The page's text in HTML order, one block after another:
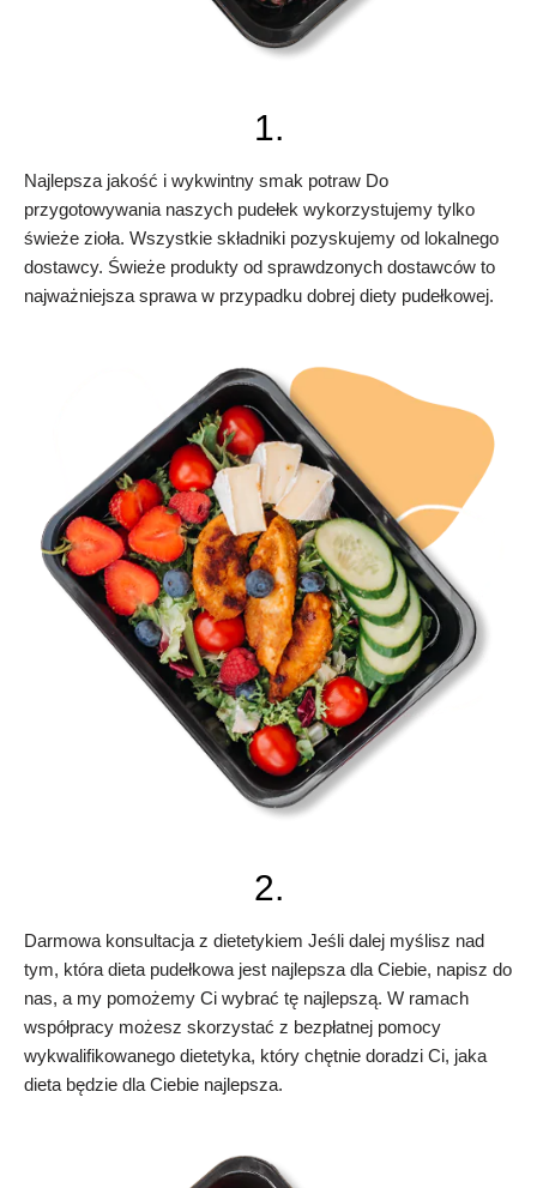
1.
Najlepsza jakość i wykwintny smak potraw Do
przygotowywania naszych pudełek wykorzystujemy tylko
świeże zioła. Wszystkie składniki pozyskujemy od lokalnego
dostawcy. Świeże produkty od sprawdzonych dostawców to
najważniejsza sprawa w przypadku dobrej diety pudełkowej.
2.
Darmowa konsultacja z dietetykiem Jeśli dalej myślisz nad
tym, która dieta pudełkowa jest najlepsza dla Ciebie, napisz do
nas, a my pomożemy Ci wybrać tę najlepszą. W ramach
współpracy możesz skorzystać z bezpłatnej pomocy
wykwalifikowanego dietetyka, który chętnie doradzi Ci, jaka
dieta będzie dla Ciebie najlepsza.